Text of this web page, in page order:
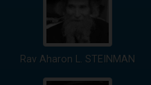
Rav Aharon L. STEINMAN